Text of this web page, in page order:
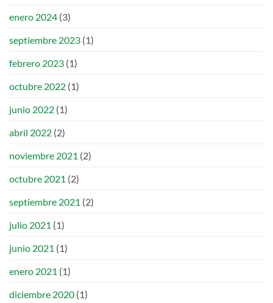
enero 2024 (3)
septiembre 2023 (1)
febrero 2023 (1)
octubre 2022 (1)
junio 2022 (1)
abril 2022 (2)
noviembre 2021 (2)
octubre 2021 (2)
septiembre 2021 (2)
julio 2021 (1)
junio 2021 (1)
enero 2021 (1)
diciembre 2020 (1)